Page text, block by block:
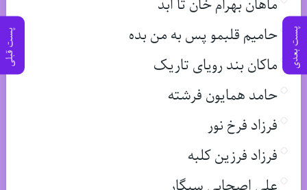
پست بعدی پست قبلی
ماهان بهرام خان تا ابد
حامیم قلبمو پس به من بده
ماکان بند رویای تاریک
حامد همایون فرشته
فرزاد فرخ نور
فرزاد فرزین کلبه